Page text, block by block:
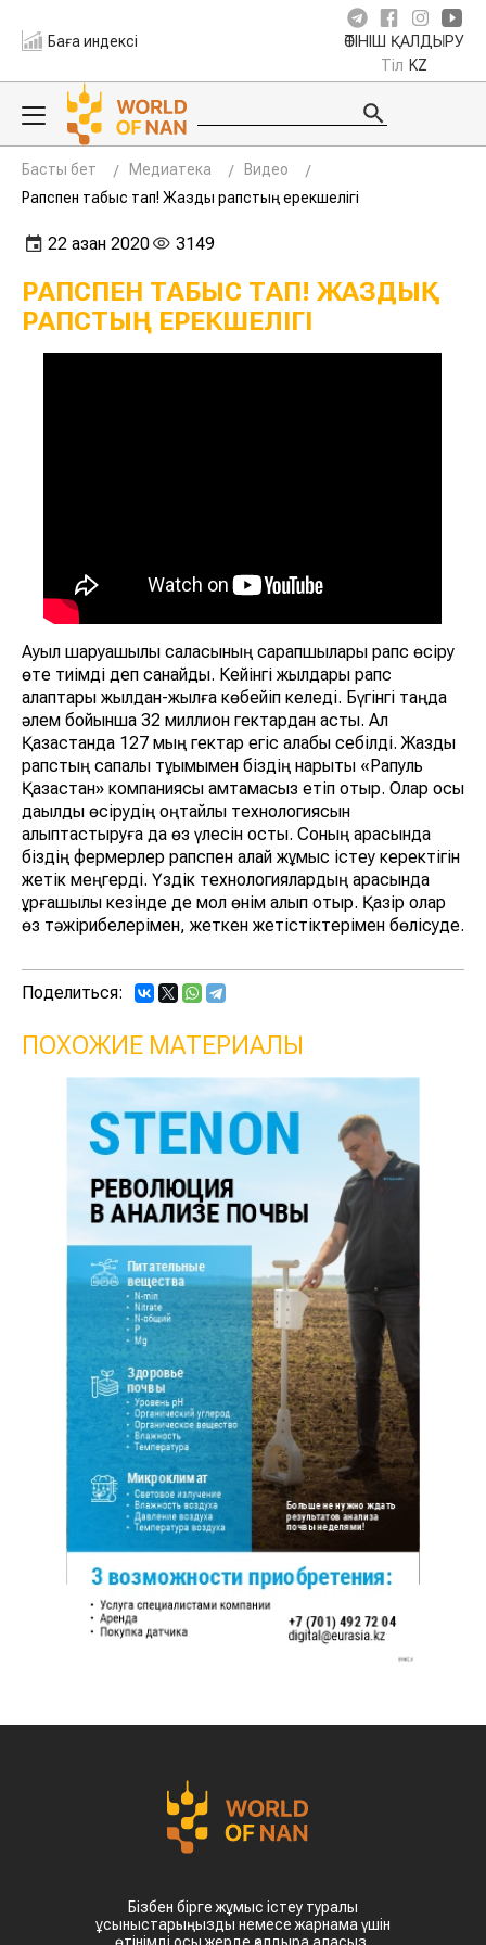
Баға индексі ӨТІНІШ ҚАЛДЫРУ
Тіл KZ
Басты бет Медиатека
Видео
Рапспен табыс тап! Жаздық рапстың ерекшелігі
22 қазан 2020 3149
РАПСПЕН ТАБЫС ТАП! ЖАЗДЫҚ
РАПСТЫҢ ЕРЕКШЕЛІГІ
Ауыл шаруашылық саласының сарапшылары рапс өсіру
өте тиімді деп санайды. Кейінгі жылдары рапс
алқаптары жылдан-жылға көбейіп келеді. Бүгінгі таңда
әлем бойынша 32 миллион гектардан асты. Ал
Қазақстанда 127 мың гектар егіс алқабы себілді. Жаздық
рапстың сапалы тұқымымен біздің нарықты «Рапуль
Қазақстан» компаниясы қамтамасыз етіп отыр. Олар осы
дақылды өсірудің оңтайлы технологиясын
қалыптастыруға да өз үлесін қосты. Соның арқасында
біздің фермерлер рапспен қалай жұмыс істеу керектігін
жетік меңгерді. Үздік технологиялардың арқасында
құрғақшылық кезінде де мол өнім алып отыр. Қазір олар
өз тәжірибелерімен, жеткен жетістіктерімен бөлісуде.
Поделиться:
ПОХОЖИЕ МАТЕРИАЛЫ
Бізбен бірге жұмыс істеу туралы
ұсыныстарыңызды немесе жарнама үшін